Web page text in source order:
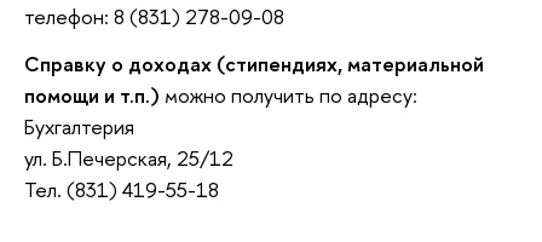
телефон: 8 (831) 278-09-08
Справку о доходах (стипендиях, материальной
помощи и т.п.) можно получить по адресу:
Бухгалтерия
ул. Б.Печерская, 25/12
Тел. (831) 419-55-18